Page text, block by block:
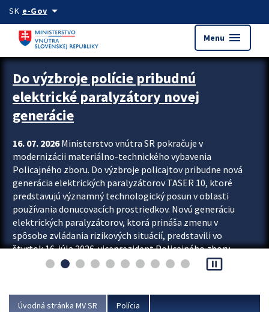
Preskocit na hlavný obsah
SK e-Govarrow_drop_down
Menu menu
Zastavit automatický posun upútavok
Do výzbroje polície pribudnú
elektrické paralyzátory novej
generácie
16. 07. 2026Ministerstvo vnútra SR pokračuje v
modernizácii materiálno-technického vybavenia
Policajného zboru. Do výzbroje policajtov pribudne nová
generácia elektrických paralyzátorov TASER 10, ktoré
predstavujú významný technologický posun v oblasti
používania donucovacích prostriedkov. Novú generáciu
elektrických paralyzátorov, ktorá prináša zmenu v
spôsobe zvládania rizikových situácií, predstavili vo
štvrtok 16. júla 2026 viceprezident Policajného zboru
Rastislav Polakovič a riaditeľ odboru výcviku...
pause_presentation
Úvodná stránka MV SR Polícia